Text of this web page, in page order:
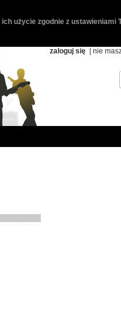
użycie zgodnie z ustawieniami
zaloguj się | nie